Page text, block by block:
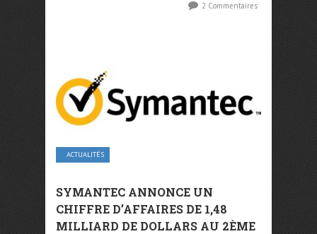
2 Commentaires
ACTUALITÉS
SYMANTEC ANNONCE UN
CHIFFRE D’AFFAIRES DE 1,48
MILLIARD DE DOLLARS AU 2ÈME